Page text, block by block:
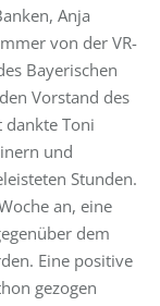
Anja
von der VR-
Bayerischen
Vorstand des
dankte Toni
und
Stunden.
an, eine
dem
Eine positive
gezogen